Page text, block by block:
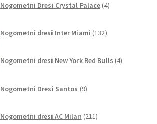
Nogometni Dresi Crystal Palace 4izdelki
Nogometni dresi Inter Miami 132izdelkov
Nogometni dresi New York Red Bulls 4izdelki
Nogometni Dresi Santos 9izdelkov
Nogometni dresi AC Milan 211izdelkov